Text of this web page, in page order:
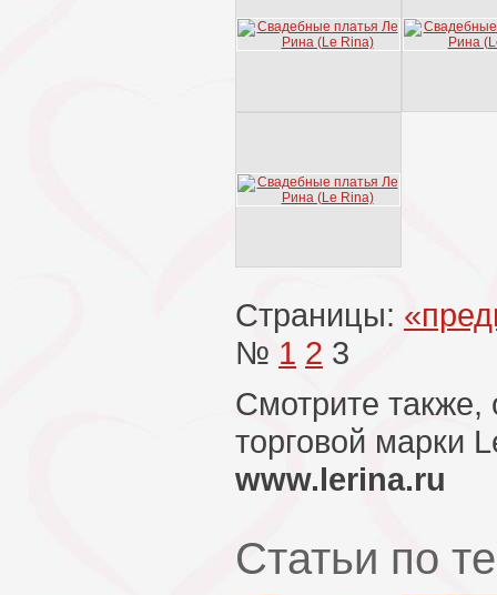
Страницы:
№ 1 2 3
Смотрите
торговой марки
www.lerina.ru
Статьи по